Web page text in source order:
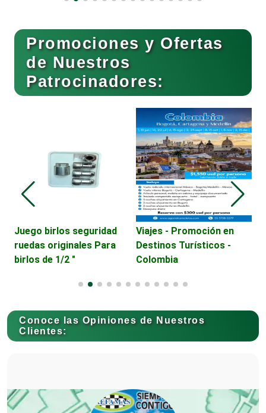
Buceo
Cafeterías
Cámaras de Comercio
Camiones para Fletes
Cancelería de Aluminio
Carpinterías
Promociones y Ofertas
de Nuestros
Patrocinadores:
Juego birlos seguridad
ruedas originales Para
birlos de 1/2 "
Viajes - Promoción en
Destinos Turísticos -
Colombia
Conoce las Opiniones de Nuestros
Clientes: